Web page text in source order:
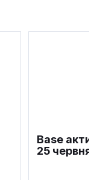
Base
25 червня